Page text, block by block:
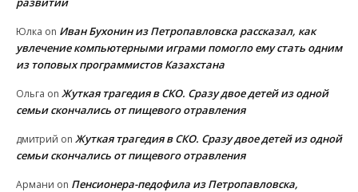
Юлка on Иван Бухонин из Петропавловска рассказал, как
увлечение компьютерными играми помогло ему стать одним
из топовых программистов Казахстана
Ольга on Жуткая трагедия в СКО. Сразу двое детей из одной
семьи скончались от пищевого отравления
дмитрий on Жуткая трагедия в СКО. Сразу двое детей из одной
семьи скончались от пищевого отравления
Армани on Пенсионера-педофила из Петропавловска,